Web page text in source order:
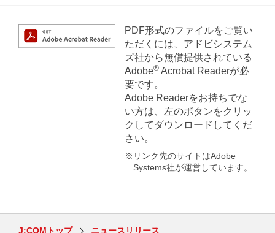
PDF形式のファイルをご覧い
ただくには、アドビシステム
ズ社から無償提供されている
Adobe®Acrobat Readerが必
要です。
Adobe Readerをお持ちでな
い方は、左のボタンをクリッ
クしてダウンロードしてくだ
さい。
※リンク先のサイトはAdobe
Systems社が運営しています。
J:COMトップ
ニュースリリース